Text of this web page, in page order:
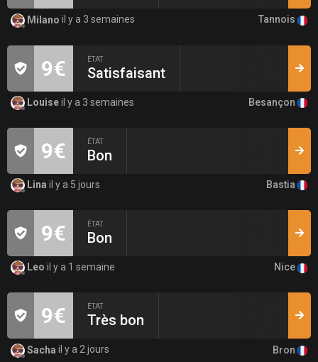
Milano il y a 3 semaines Tannois
9€ ÉTAT
Satisfaisant
Louiseil y a 3 semaines Besançon
9€ ÉTAT
Bon
Lina il y a 5 jours Bastia
9€ ÉTAT
Bon
Leo il y a 1 semaine Nice
9€ ÉTAT
Très bon
Sacha il y a 2 jours Bron